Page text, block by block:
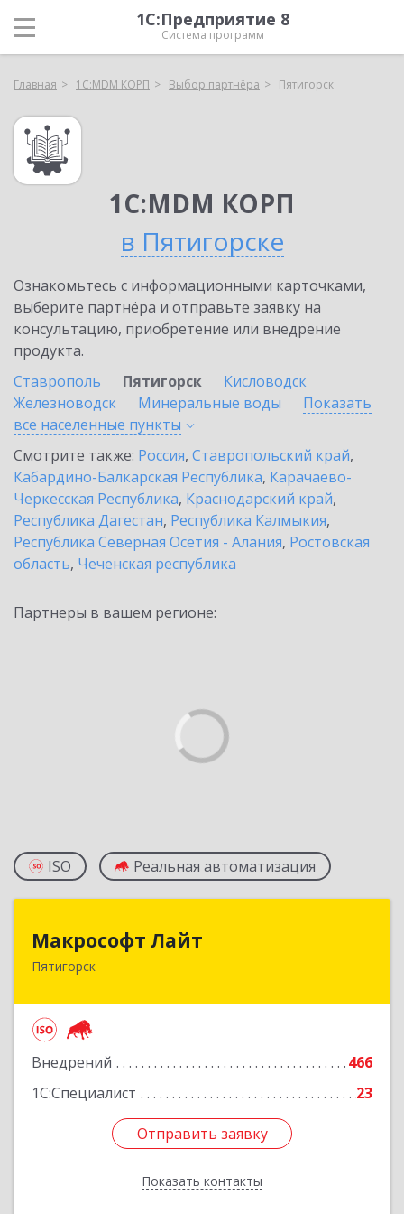
1С:Предприятие 8
Система программ
Главная 1С:MDM КОРП Выбор партнёра Пятигорск
1С:MDM КОРП
в Пятигорске
Ознакомьтесь с информационными карточками,
выберите партнёра и отправьте заявку на
консультацию, приобретение или внедрение
продукта.
Ставрополь
Пятигорск
Кисловодск
Железноводск
Минеральные воды
Показать
все населенные пункты
Смотрите также: Россия, Ставропольский край,
Кабардино-Балкарская Республика, Карачаево-
Черкесская Республика, Краснодарский край,
Республика Дагестан, Республика Калмыкия,
Республика Северная Осетия - Алания, Ростовская
область, Чеченская республика
Партнеры в вашем регионе:
ISO Реальная автоматизация
Макрософт Лайт
Пятигорск
Внедрений
466
1С:Специалист
23
Отправить заявку
Показать контакты
357501, Ставропольский край, Пятигорск г,
Отправить заявку
Назад